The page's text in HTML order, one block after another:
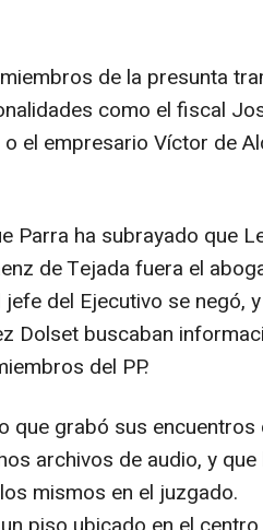
de la presunta
como el fiscal
el empresario Víctor de
Parra ha subrayado que
de Tejada fuera el
del Ejecutivo se negó,
Dolset buscaban
del PP.
que grabó sus encuentros
archivos de audio, y que
mismos en el juzgado.